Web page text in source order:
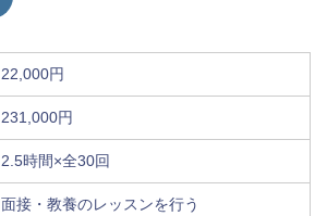
22,000円
231,000円
2.5時間×全30回
面接・教養のレッスンを行う